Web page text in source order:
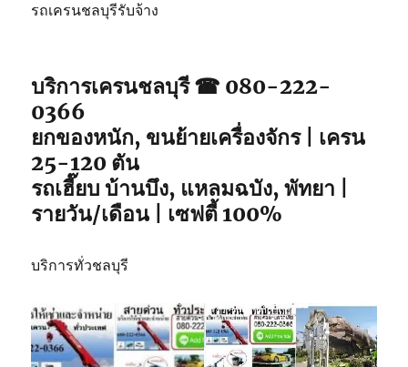
รถเครนชลบุรีรับจ้าง
บริการเครนชลบุรี ☎ 080-222-
0366
ยกของหนัก, ขนย้ายเครื่องจักร | เครน
25-120 ตัน
รถเฮี๊ยบ บ้านบึง, แหลมฉบัง, พัทยา |
รายวัน/เดือน | เซฟตี้ 100%
บริการทั่วชลบุรี